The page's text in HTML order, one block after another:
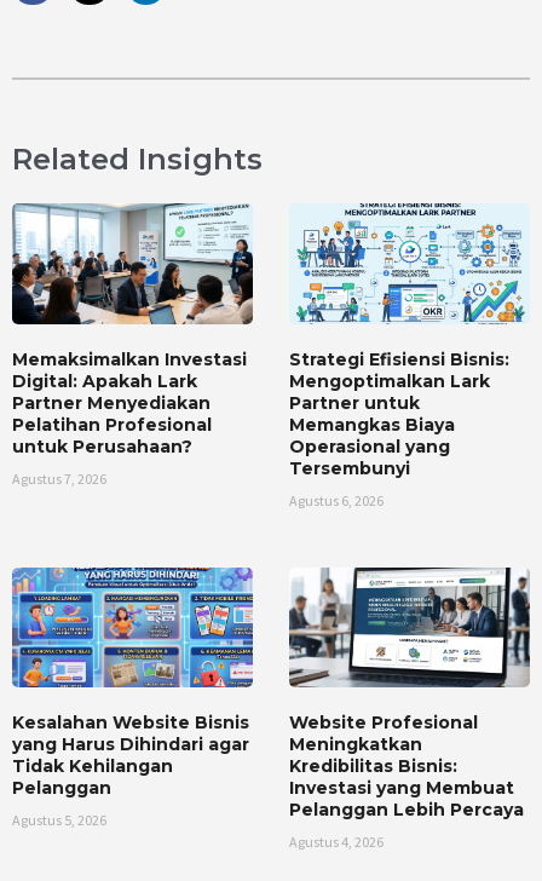
Related Insights
Memaksimalkan Investasi
Digital: Apakah Lark
Partner Menyediakan
Pelatihan Profesional
untuk Perusahaan?
Agustus 7, 2026
Strategi Efisiensi Bisnis:
Mengoptimalkan Lark
Partner untuk
Memangkas Biaya
Operasional yang
Tersembunyi
Agustus 6, 2026
Kesalahan Website Bisnis
yang Harus Dihindari agar
Tidak Kehilangan
Pelanggan
Agustus 5, 2026
Website Profesional
Meningkatkan
Kredibilitas Bisnis:
Investasi yang Membuat
Pelanggan Lebih Percaya
Agustus 4, 2026